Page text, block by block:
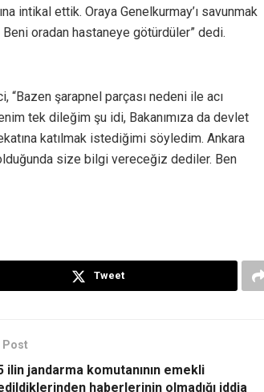
intikal ettik. Oraya Genelkurmay’ı savunmak
oradan hastaneye götürdüler” dedi.
“Bazen şarapnel parçası nedeni ile acı
tek dileğim şu idi, Bakanımıza da devlet
katılmak istediğimi söyledim. Ankara
size bilgi vereceğiz dediler. Ben
Tweet
Post
ilin jandarma komutanının emekli
haberlerinin olmadığı iddia